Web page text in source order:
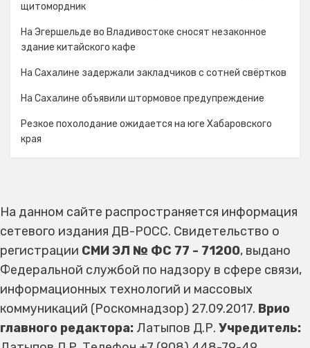
щитомордник
На Эгершельде во Владивостоке сносят незаконное
здание китайского кафе
На Сахалине задержали закладчиков с сотней свёртков
На Сахалине объявили штормовое предупреждение
Резкое похолодание ожидается на юге Хабаровского
края
На данном сайте распространяется информация
сетевого издания ДВ-РОСС. Свидетельство о
регистрации СМИ ЭЛ № ФС 77 - 71200, выдано
Федеральной службой по надзору в сфере связи,
информационных технологий и массовых
коммуникаций (Роскомнадзор) 27.09.2017. Врио
главного редактора: Латыпов Д.Р. Учредитель: